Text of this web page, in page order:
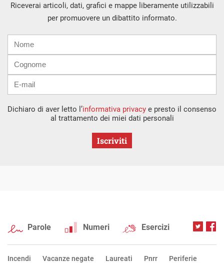
Riceverai articoli, dati, grafici e mappe liberamente utilizzabili
per promuovere un dibattito informato.
mail
Dichiaro di aver letto l’informativa privacy e presto il consenso
al trattamento dei miei dati personali
Iscriviti
Parole Numeri Esercizi
Incendi Vacanze negate Laureati Pnrr Periferie